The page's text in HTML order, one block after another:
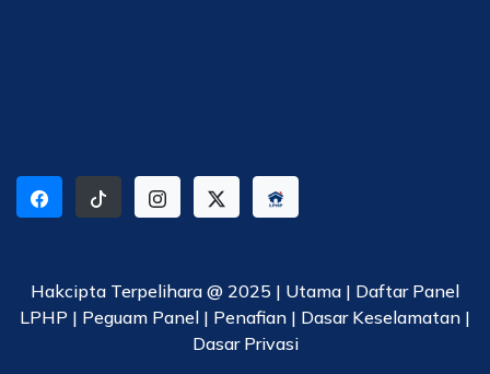
Hakcipta Terpelihara @ 2025 | Utama | Daftar Panel
LPHP | Peguam Panel | Penafian | Dasar Keselamatan |
Dasar Privasi